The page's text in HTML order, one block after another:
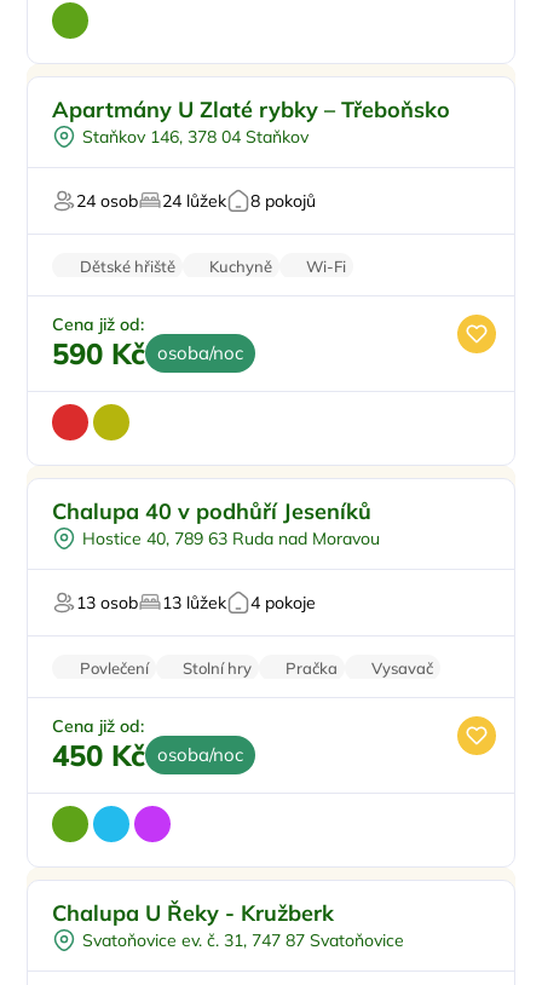
Koupací sud
Vířivka
U vody
Apartmány U Zlaté rybky – Třeboňsko
Staňkov 146, 378 04 Staňkov
24 osob 24 lůžek 8 pokojů
Dětské hřiště Kuchyně
Wi-Fi
Rodinné pokoje
Balkon/terasa
Cena již od:
590 Kč osoba/noc
Koupací sud
Vířivka
U vody
Chalupa 40 v podhůří Jeseníků
Hostice 40, 789 63 Ruda nad Moravou
13 osob 13 lůžek 4 pokoje
Povlečení Stolní hry Pračka
Vysavač
Parkování zdarma
Cena již od:
450 Kč osoba/noc
Pro rodiny s dětmi
Koupací sud
Sauna
Chalupa U Řeky - Kružberk
Svatoňovice ev. č. 31, 747 87 Svatoňovice